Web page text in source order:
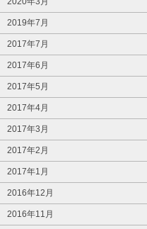
2019年7月
2017年7月
2017年6月
2017年5月
2017年4月
2017年3月
2017年2月
2017年1月
2016年12月
2016年11月